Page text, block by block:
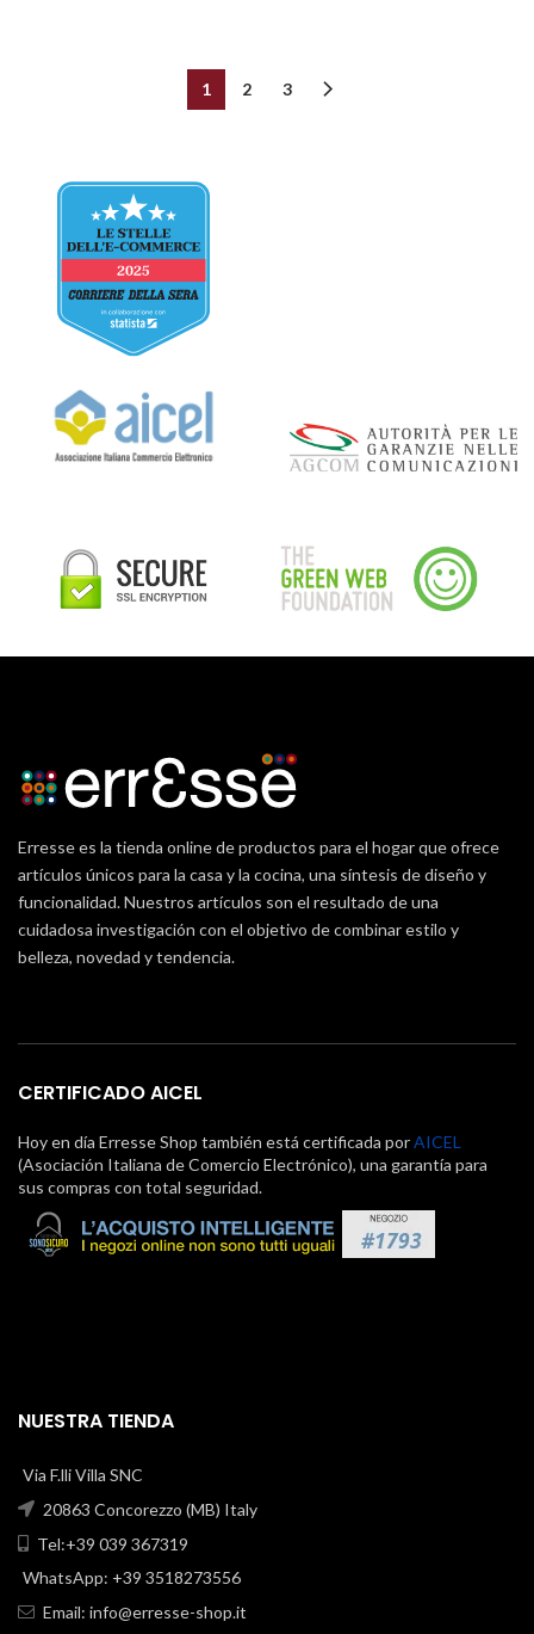
1 2 3
Erresse es la tienda online de productos para el hogar que ofrece
artículos únicos para la casa y la cocina, una síntesis de diseño y
funcionalidad. Nuestros artículos son el resultado de una
cuidadosa investigación con el objetivo de combinar estilo y
belleza, novedad y tendencia.
CERTIFICADO AICEL
Hoy en día Erresse Shop también está certificada porAICEL
(Asociación Italiana de Comercio Electrónico), una garantía para
sus compras con total seguridad.
NUESTRA TIENDA
Via F.lli Villa SNC
20863 Concorezzo (MB) Italy
Tel:+39 039 367319
WhatsApp: +39 3518273556
Email: info@erresse-shop.it